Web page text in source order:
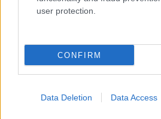
user protection.
CONFIRM
Data Deletion Data Access
συνδυασμός του
πραγματεύεται την
προσελκύσει τον Μάικλ